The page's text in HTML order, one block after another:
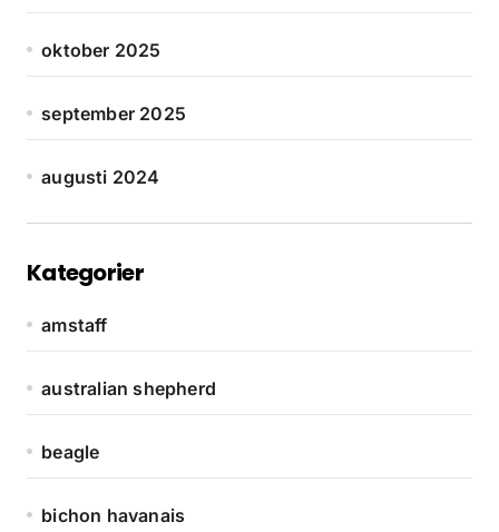
oktober 2025
september 2025
augusti 2024
Kategorier
amstaff
australian shepherd
beagle
bichon havanais